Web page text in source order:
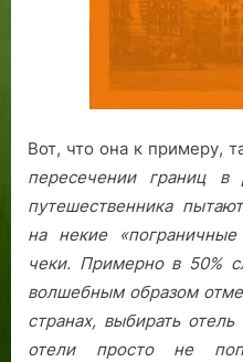
Вот, что она к примеру,
пересечении границ в
путешественника
на некие
чеки. Примерно в 50%
волшебным образом
странах, выбирать
отели просто не